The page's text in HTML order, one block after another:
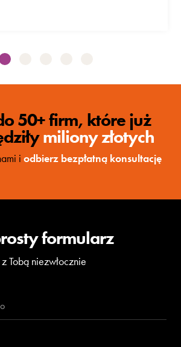
50+ firm, które już
miliony złotych
i odbierz bezpłatną konsultację
formularz
Tobą niezwłocznie